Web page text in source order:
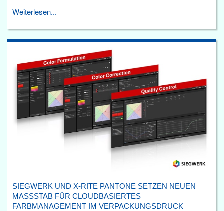
Weiterlesen...
SIEGWERK UND X-RITE PANTONE SETZEN NEUEN
MASSSTAB FÜR CLOUDBASIERTES F
ARBMANAGEMENT IM VERPACKUNGSDRUCK